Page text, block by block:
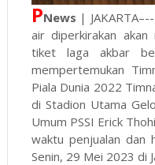
PNews |
air diperkirakan akan
tiket laga akbar
mempertemukan
Piala Dunia 2022
di Stadion Utama
Umum PSSI Erick
waktu penjualan dan
Senin, 29 Mei 2023 di